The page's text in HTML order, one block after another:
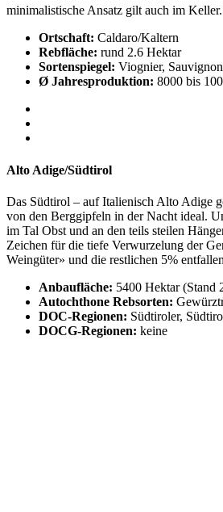
minimalistische Ansatz gilt auch im
Ortschaft: Caldaro/Kaltern
Rebfläche: rund 2.6 Hektar
Sortenspiegel: Viognier,
Ø Jahresproduktion: 8000 bis
Alto Adige/Südtirol
Das Südtirol – auf Italienisch Alto Adige
von den Berggipfeln in der Nacht ideal.
im Tal Obst und an den teils steilen
Zeichen für die tiefe Verwurzelung der
Weingüter» und die restlichen 5%
Anbaufläche: 5400 Hektar (Stand
Autochthone Rebsorten:
DOC-Regionen: Südtiroler,
DOCG-Regionen: keine